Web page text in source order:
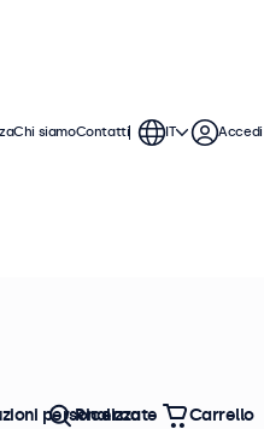
offrono varie
qualsiasi
Chi siamoContatti IT Accedi
personalizzate
Ricerca Carrello